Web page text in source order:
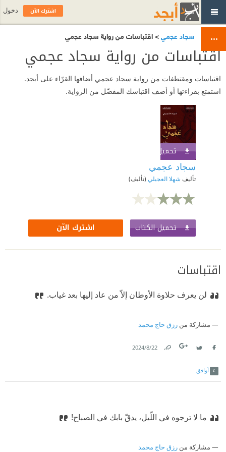
سجاد عجمي> اقتباسات من رواية سجاد عجمي
اقتباسات من رواية سجاد عجمي
اقتباسات ومقتطفات من رواية سجاد عجمي أضافها القرّاء على أبجد.
استمتع بقراءتها أو أضف اقتباسك المفضّل من الرواية.
تحميل الكتاب
سجاد عجمي
تأليف شهلا العجيلي (تأليف)
تحميل الكتاب اشترك الآن
اقتباسات
لن يعرف حلاوة الأوطان إلاّ من عاد إليها بعد غياب.
مشاركة من رزق حاج محمد
22‏/8‏/2024
أوافق
ما لا ترجوه في اللّيل، يدقّ بابك في الصباح!
مشاركة من رزق حاج محمد
اشترك الآن دخول